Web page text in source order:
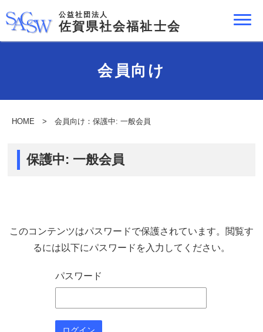
公益社団法人
佐賀県社会福祉士会
会員向け
HOME > 会員向け：保護中: 一般会員
保護中: 一般会員
このコンテンツはパスワードで保護されています。閲覧す
るには以下にパスワードを入力してください。
パスワード